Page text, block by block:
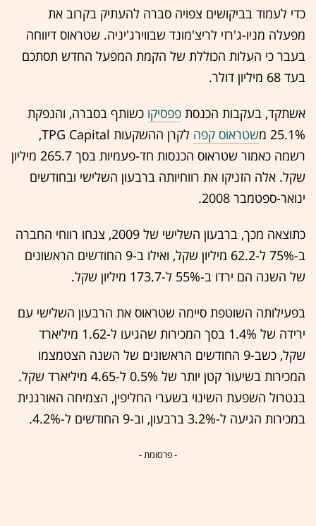
כדי לעמוד בביקושים צפויה סברה להעתיק בקרוב את
מפעלה מניו-ג'רזי לריצ'מונד שבווירג'יניה. שטראוס דיווחה
בעבר כי העלות הכוללת של הקמת המפעל החדש תסתכם
בעד 68 מיליון דולר.
אשתקד, בעקבות הכנסת פפסיקו כשותף בסברה, והנפקת
25.1% מ
שטראוס קפה
לקרן ההשקעות TPG Capital,
רשמה כאמור שטראוס הכנסות חד-פעמיות בסך 265.7 מיליון
שקל. אלה הזניקו את רווחיותה ברבעון השלישי ובחודשים
ינואר-ספטמבר 2008.
כתוצאה מכך, ברבעון השלישי של 2009, צנחו רווחי החברה
ב-75% ל-62.2 מיליון שקל, ואילו ב-9 החודשים הראשונים
של השנה הם ירדו ב-55% ל-173.7 מיליון שקל.
בפעילותה השוטפת סיימה שטראוס את הרבעון השלישי עם
ירידה של 1.4% בסך המכירות שהגיעו ל-1.62 מיליארד
שקל, כשב-9 החודשים הראשונים של השנה הצטמצמו
המכירות בשיעור קטן יותר של 0.5% ל-4.65 מיליארד שקל.
בנטרול השפעת השינוי בשערי החליפין, הצמיחה האורגנית
במכירות הגיעה ל-3.2% ברבעון, וב-9 החודשים ל-4.2%.
- פרסומת -